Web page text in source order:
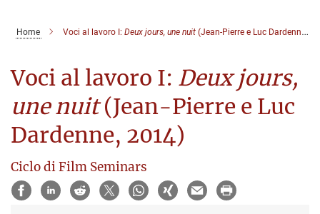
Home Voci al lavoro I: Deux jours, une nuit (Jean-Pierre e Luc Dardenne, 2014)
Voci al lavoro I: Deux jours,
une nuit(Jean-Pierre e Luc
Dardenne, 2014)
Ciclo di Film Seminars